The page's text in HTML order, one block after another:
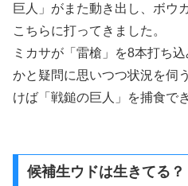
巨人」がまた動き出し、ボウ
こちらに打ってきました。
ミカサが「雷槍」を8本打ち
かと疑問に思いつつ状況を伺
けば「戦鎚の巨人」を捕食で
候補生ウドは生きてる？